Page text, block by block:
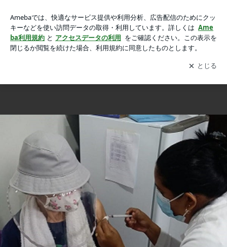
お便りです。の画像 5枚中1枚目
≪花談義６２１≫ 深谷の春 桜が綺麗！アマゾン昭子さんのお便りです。